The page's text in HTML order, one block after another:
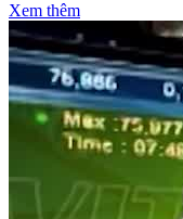
Xem thêm